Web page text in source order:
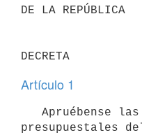
DE LA REPÚBLICA
Artículo 1
presupuestales